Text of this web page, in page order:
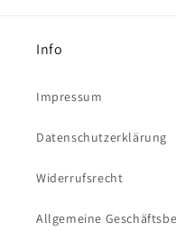
Info
Impressum
Datenschutzerklärung
Widerrufsrecht
Allgemeine